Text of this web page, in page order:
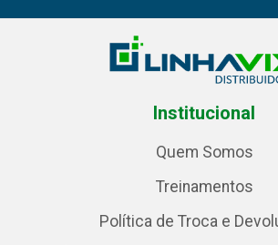
Institucional
Quem Somos
Treinamentos
Política de Troca e